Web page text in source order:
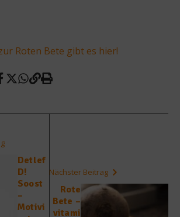
Roten Bete gibt es hier!
Detlef
D!
Soost
–
Motivi
Nächster Beitrag
Rote
Bete –
vitami